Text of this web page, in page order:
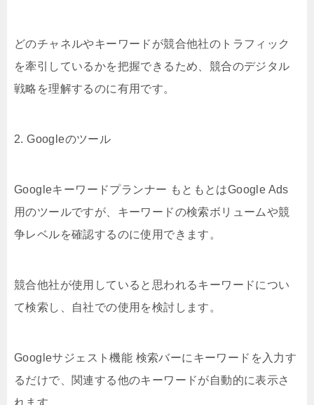
どのチャネルやキーワードが競合他社のトラフィック
を牽引しているかを把握できるため、競合のデジタル
戦略を理解するのに有用です。
2. Googleのツール
Googleキーワードプランナー もともとはGoogle Ads
用のツールですが、キーワードの検索ボリュームや競
争レベルを確認するのに使用できます。
競合他社が使用していると思われるキーワードについ
て検索し、自社での使用を検討します。
Googleサジェスト機能 検索バーにキーワードを入力す
るだけで、関連する他のキーワードが自動的に表示さ
れます。